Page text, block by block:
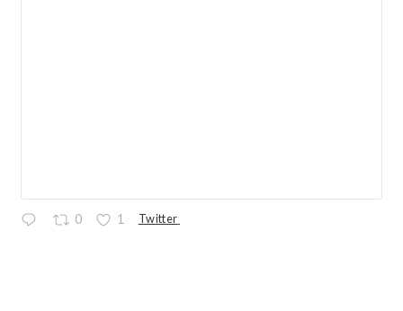
0 1 Twitter